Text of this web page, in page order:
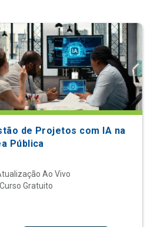
de Projetos com IA na
Pública
Ao Vivo
Curso Gratuito